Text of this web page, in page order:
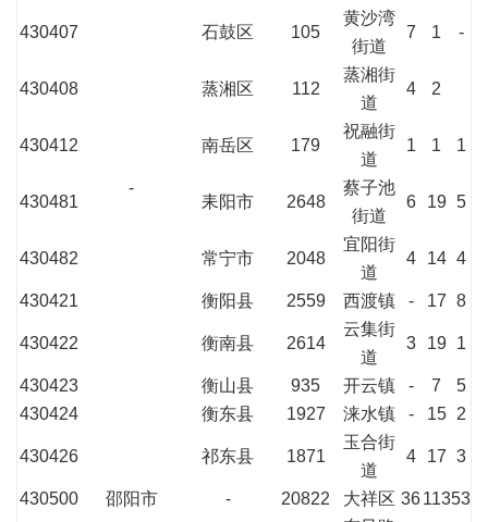
-
-
430407 石鼓区 105
黄沙湾
街道
7 1
430408 蒸湘区 112
蒸湘街
道
4 2
430412 南岳区 179
祝融街
道
1 1 1
430481 耒阳市 2648
蔡子池
街道
6 19 5
430482 常宁市 2048
宜阳街
道
4 14 4
430421 衡阳县 2559 西渡镇 - 17 8
430422 衡南县 2614
云集街
道
3 19 1
430423 衡山县 935 开云镇 - 7
5
430424
衡东县 1927 涞水镇 - 15 2
430426 祁东县 1871
玉合街
道
4 17 3
430500 邵阳市 - 20822 大祥区 3611353